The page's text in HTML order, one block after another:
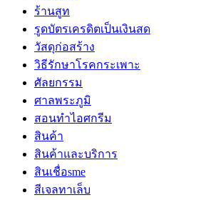
ร้านสูท
รูดบัตรเครดิตเป็นเงินสด
วัสดุก่อสร้าง
วิธีรักษาโรคกระเพาะ
ศัลยกรรม
ศาลพระภูมิ
สอนทำไอศกรีม
สินค้า
สินค้าและบริการ
สินเชื่อsme
สีเจลทาเล็บ